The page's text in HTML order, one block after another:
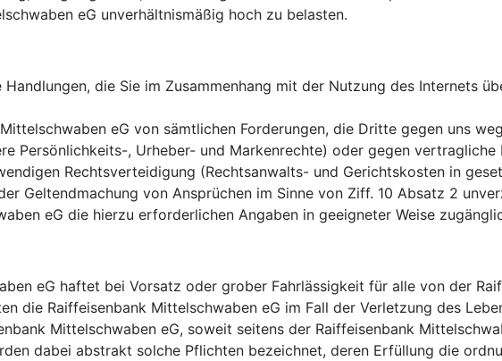
eG unverhältnismäßig hoch zu belasten.
die Sie im Zusammenhang mit der Nutzung des Internets
eG von sämtlichen Forderungen, die Dritte gegen uns
Persönlichkeits-, Urheber- und Markenrechte) oder gegen
Rechtsverteidigung (Rechtsanwalts- und Gerichtskosten in
Geltendmachung von Ansprüchen im Sinne von Ziff. 10 Absatz 2
eG die hierzu erforderlichen Angaben in geeigneter Weise
eG haftet bei Vorsatz oder grober Fahrlässigkeit für alle von der
die Raiffeisenbank Mittelschwaben eG im Fall der Verletzung des
Mittelschwaben eG, soweit seitens der Raiffeisenbank
dabei abstrakt solche Pflichten bezeichnet, deren Erfüllung die